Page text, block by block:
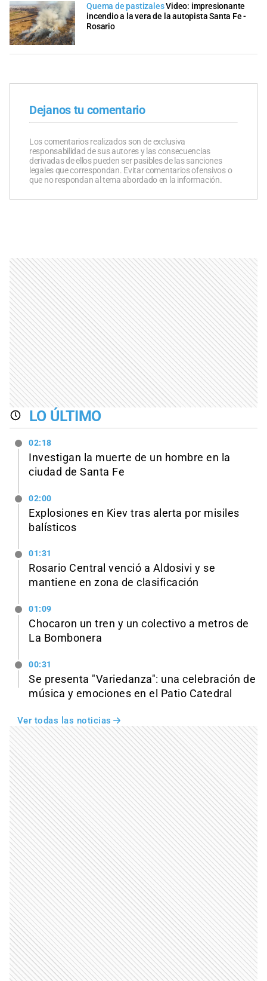
Quema de pastizalesVideo: impresionante
incendio a la vera de la autopista Santa Fe -
Rosario
Dejanos tu comentario
Los comentarios realizados son de exclusiva
responsabilidad de sus autores y las consecuencias
derivadas de ellos pueden ser pasibles de las sanciones
legales que correspondan. Evitar comentarios ofensivos o
que no respondan al tema abordado en la información.
LO ÚLTIMO
02:18
Investigan la muerte de un hombre en la
ciudad de Santa Fe
02:00
Explosiones en Kiev tras alerta por misiles
balísticos
01:31
Rosario Central venció a Aldosivi y se
mantiene en zona de clasificación
01:09
Chocaron un tren y un colectivo a metros de
La Bombonera
00:31
Se presenta "Variedanza": una celebración de
música y emociones en el Patio Catedral
Ver todas las noticias